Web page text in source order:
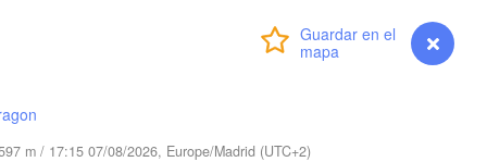
myVentusky Previsión
m / 17:15 07/08/2026, Europe/Madrid (UTC+2)
Brno
Salzburg